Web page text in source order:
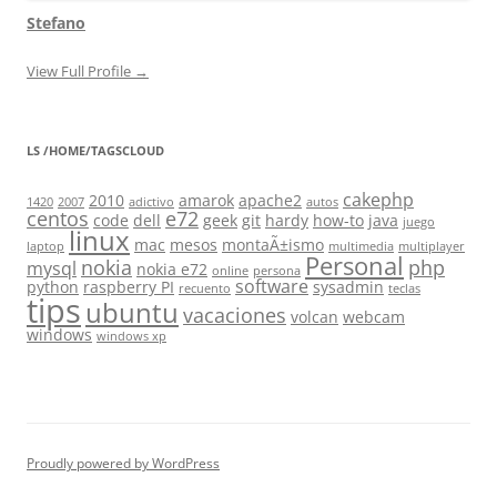
Stefano
View Full Profile →
LS /HOME/TAGSCLOUD
1420 2007 2010 adictivo amarok apache2 autos cakephp
centos code dell e72 geek git hardy how-to java juego
laptop linux mac mesos montaÃ±ismo multimedia multiplayer
mysql nokia nokia e72 online persona Personal php
python raspberry PI recuento software sysadmin teclas
tips ubuntu vacaciones volcan webcam
windows windows xp
Proudly powered by WordPress